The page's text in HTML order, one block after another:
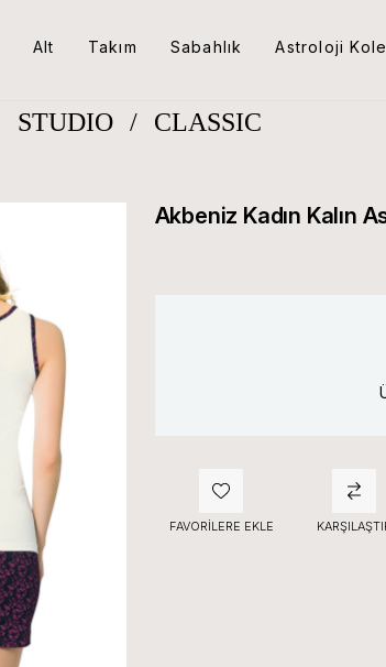
Alt Takım Sabahlık Astroloji
STUDIO / CLASSIC
Akbeniz Kadın Kalın
FAVORILERE EKLE